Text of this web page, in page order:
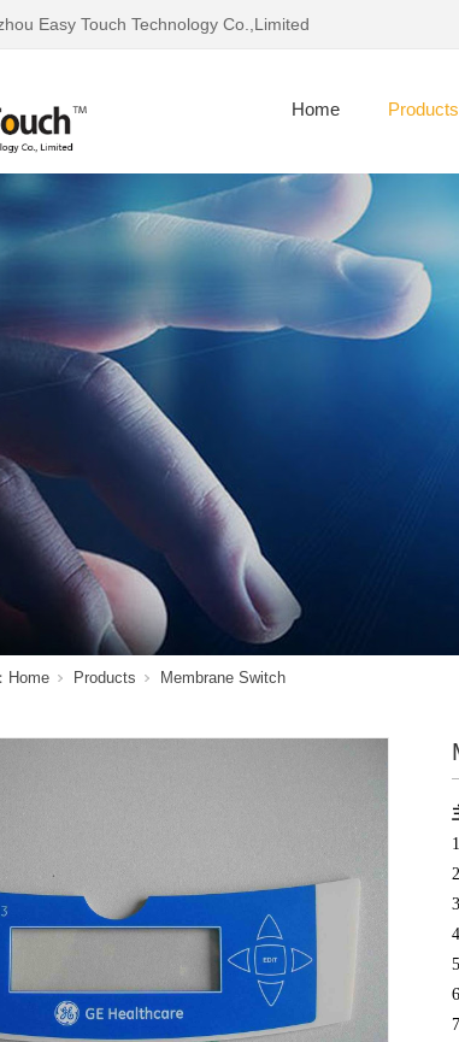
Easy Touch Technology Co.,Limited
Home Products
Home Products Membrane Switch